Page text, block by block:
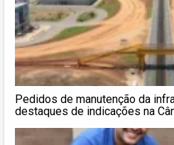
Pedidos de manutenção da
destaques de indicações na